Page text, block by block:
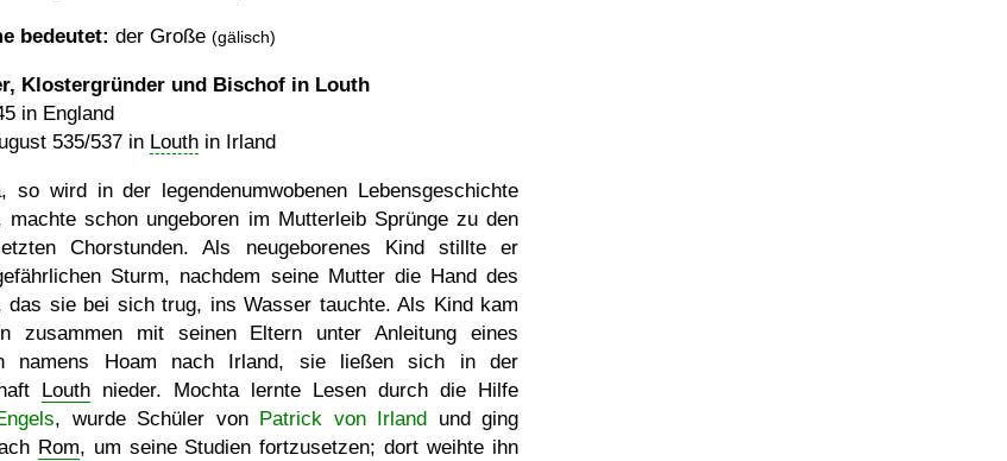
bedeutet: der Große (gälisch)
Klostergründer und Bischof in Louth
in England
535/537 in Louth in Irland
so wird in der legendenumwobenen Lebensgeschichte
machte schon ungeboren im Mutterleib Sprünge zu den
Chorstunden. Als neugeborenes Kind stillte er
Sturm, nachdem seine Mutter die Hand des
das sie bei sich trug, ins Wasser tauchte. Als Kind kam
zusammen mit seinen Eltern unter Anleitung eines
namens Hoam nach Irland, sie ließen sich in der
Louth nieder. Mochta lernte Lesen durch die Hilfe
, wurde Schüler von Patrick von Irland und ging
Rom, um seine Studien fortzusetzen; dort weihte ihn